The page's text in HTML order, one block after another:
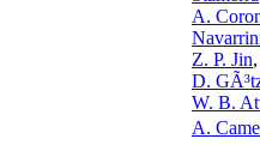
A.
Z. P. Jin,
D.
W. B.
A.